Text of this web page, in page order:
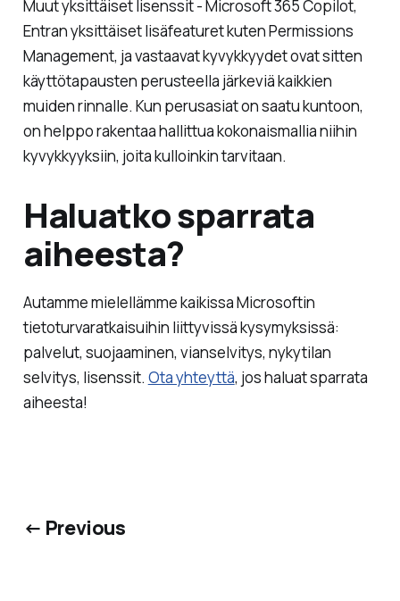
Muut yksittäiset lisenssit - Microsoft 365 Copilot,
Entran yksittäiset lisäfeaturet kuten Permissions
Management, ja vastaavat kyvykkyydet ovat sitten
käyttötapausten perusteella järkeviä kaikkien
muiden rinnalle. Kun perusasiat on saatu kuntoon,
on helppo rakentaa hallittua kokonaismallia niihin
kyvykkyyksiin, joita kulloinkin tarvitaan.
Haluatko sparrata
aiheesta?
Autamme mielellämme kaikissa Microsoftin
tietoturvaratkaisuihin liittyvissä kysymyksissä:
palvelut, suojaaminen, vianselvitys, nykytilan
selvitys, lisenssit. Ota yhteyttä, jos haluat sparrata
aiheesta!
← Previous